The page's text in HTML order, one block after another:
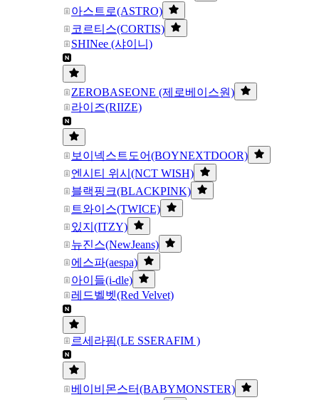
아스트로(ASTRO)
코르티스(CORTIS)
SHINee (샤이니)
ZEROBASEONE (제로베이스원)
라이즈(RIIZE)
보이넥스트도어(BOYNEXTDOOR)
엔시티 위시(NCT WISH)
블랙핑크(BLACKPINK)
트와이스(TWICE)
있지(ITZY)
뉴진스(NewJeans)
에스파(aespa)
아이들(i-dle)
레드벨벳(Red Velvet)
르세라핌(LE SSERAFIM )
베이비몬스터(BABYMONSTER)